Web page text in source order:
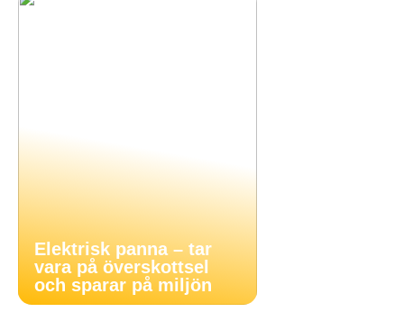
Elektrisk panna – tar
vara på överskottsel
och sparar på miljön